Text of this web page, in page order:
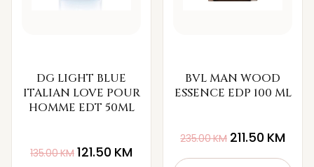
DG LIGHT BLUE
ITALIAN LOVE POUR
HOMME EDT 50ML
135.00KM 121.50 KM
BVL MAN WOOD
ESSENCE EDP 100 ML
235.00KM 211.50 KM